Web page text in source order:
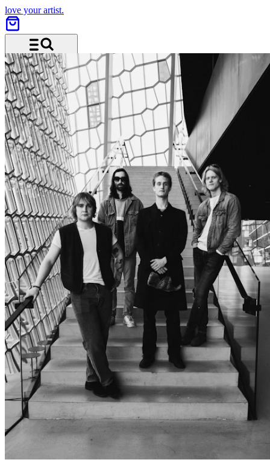
love your artist.
Menü und Suche